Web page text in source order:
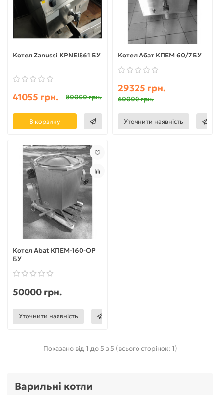
Котел Zanussi KPNEI861 БУ
41055 грн. 80000 грн.
В корзину
Котел Абат КПЕМ 60/7 БУ
29325 грн.
60000 грн.
Уточнити наявність
Котел Abat КПЕМ-160-ОР
БУ
50000 грн.
Уточнити наявність
Показано від 1 до 5 з 5 (всього сторінок: 1)
Варильні котли